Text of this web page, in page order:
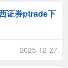
证券ptrade下
2025-12-27